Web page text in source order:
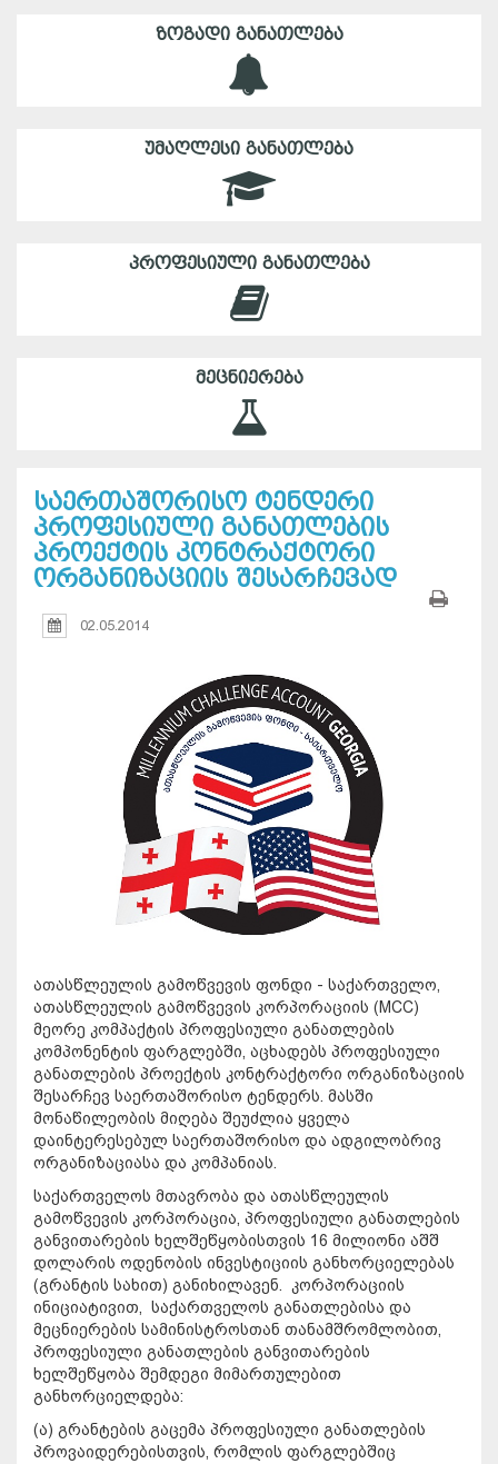
ᲖᲝᲒᲐᲓᲘ ᲒᲐᲜᲐᲗᲚᲔᲑᲐ
ᲣᲛᲐᲦᲚᲔᲡᲘ ᲒᲐᲜᲐᲗᲚᲔᲑᲐ
ᲞᲠᲝᲤᲔᲡᲘᲣᲚᲘ ᲒᲐᲜᲐᲗᲚᲔᲑᲐ
ᲛᲔᲪᲜᲘᲔᲠᲔᲑᲐ
საერთაშორისო ტენდერი
პროფესიული განათლების
პროექტის კონტრაქტორი
ორგანიზაციის შესარჩევად
02.05.2014
ათასწლეულის გამოწვევის ფონდი - საქართველო,
ათასწლეულის გამოწვევის კორპორაციის (MCC)
მეორე კომპაქტის პროფესიული განათლების
კომპონენტის ფარგლებში, აცხადებს პროფესიული
განათლების პროექტის კონტრაქტორი ორგანიზაციის
შესარჩევ საერთაშორისო ტენდერს. მასში
მონაწილეობის მიღება შეუძლია ყველა
დაინტერესებულ საერთაშორისო და ადგილობრივ
ორგანიზაციასა და კომპანიას.
საქართველოს მთავრობა და ათასწლეულის
გამოწვევის კორპორაცია, პროფესიული განათლების
განვითარების ხელშეწყობისთვის 16 მილიონი აშშ
დოლარის ოდენობის ინვესტიციის განხორციელებას
(გრანტის სახით) განიხილავენ. კორპორაციის
ინიციატივით, საქართველოს განათლებისა და
მეცნიერების სამინისტროსთან თანამშრომლობით,
პროფესიული განათლების განვითარების
ხელშეწყობა შემდეგი მიმართულებით
განხორციელდება:
(ა) გრანტების გაცემა პროფესიული განათლების
პროვაიდერებისთვის, რომლის ფარგლებშიც